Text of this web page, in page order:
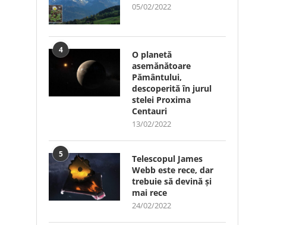
05/02/2022
4
O planetă
asemănătoare
Pământului,
descoperită în jurul
stelei Proxima
Centauri
13/02/2022
5
Telescopul James
Webb este rece, dar
trebuie să devină și
mai rece
24/02/2022